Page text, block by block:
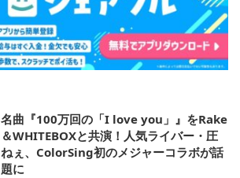
名曲『100万回の「I love you」』をRake
＆WHITEBOXと共演！人気ライバー・圧
ねぇ、ColorSing初のメジャーコラボが話
題に